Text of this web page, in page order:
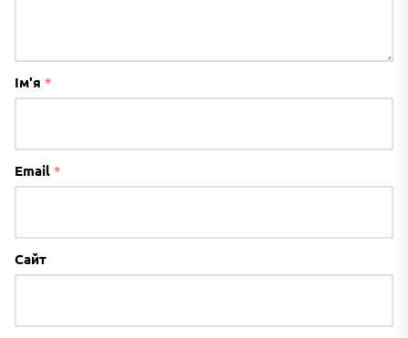
Ім'я *
Email *
Сайт